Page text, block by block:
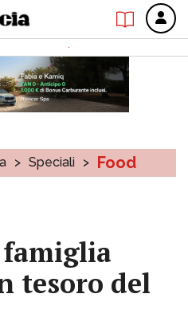
> Speciali > Food
tesoro del